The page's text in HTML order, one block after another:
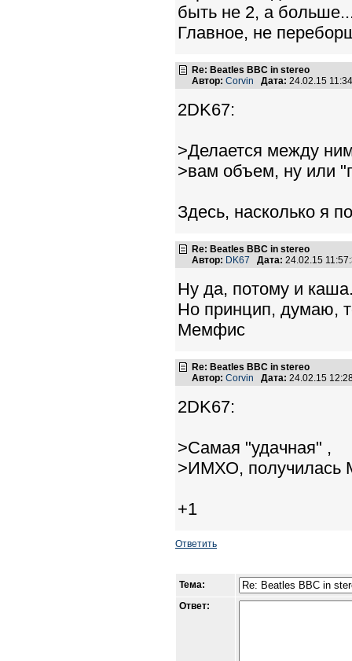
быть не 2, а
Главное, не
Re: Beatles BBC in stereo
Автор: Corvin Дата: 24.02.15
2DK67:
>Делается между
>вам объем, ну или
Здесь, насколько я
Re: Beatles BBC in stereo
Автор: DK67 Дата: 24.02.15
Ну да, потому и
Но принцип, думаю,
Мемфис
Re: Beatles BBC in stereo
Автор: Corvin Дата: 24.02.15
2DK67:
>Самая "удачная" ,
>ИМХО, получилась
+1
Ответить
Тема:
Ответ: